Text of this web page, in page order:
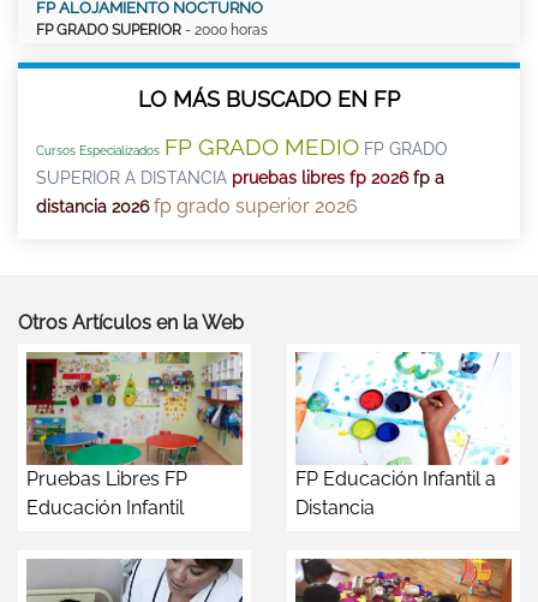
FP ALOJAMIENTO NOCTURNO
FP GRADO SUPERIOR - 2000 horas
LO MÁS BUSCADO EN FP
Cursos Especializados FP GRADO MEDIO FP GRADO
SUPERIOR A DISTANCIA pruebas libres fp 2026 fp a
distancia 2026 fp grado superior 2026
Otros Artículos en la Web
Pruebas Libres FP
Educación Infantil
FP Educación Infantil a
Distancia